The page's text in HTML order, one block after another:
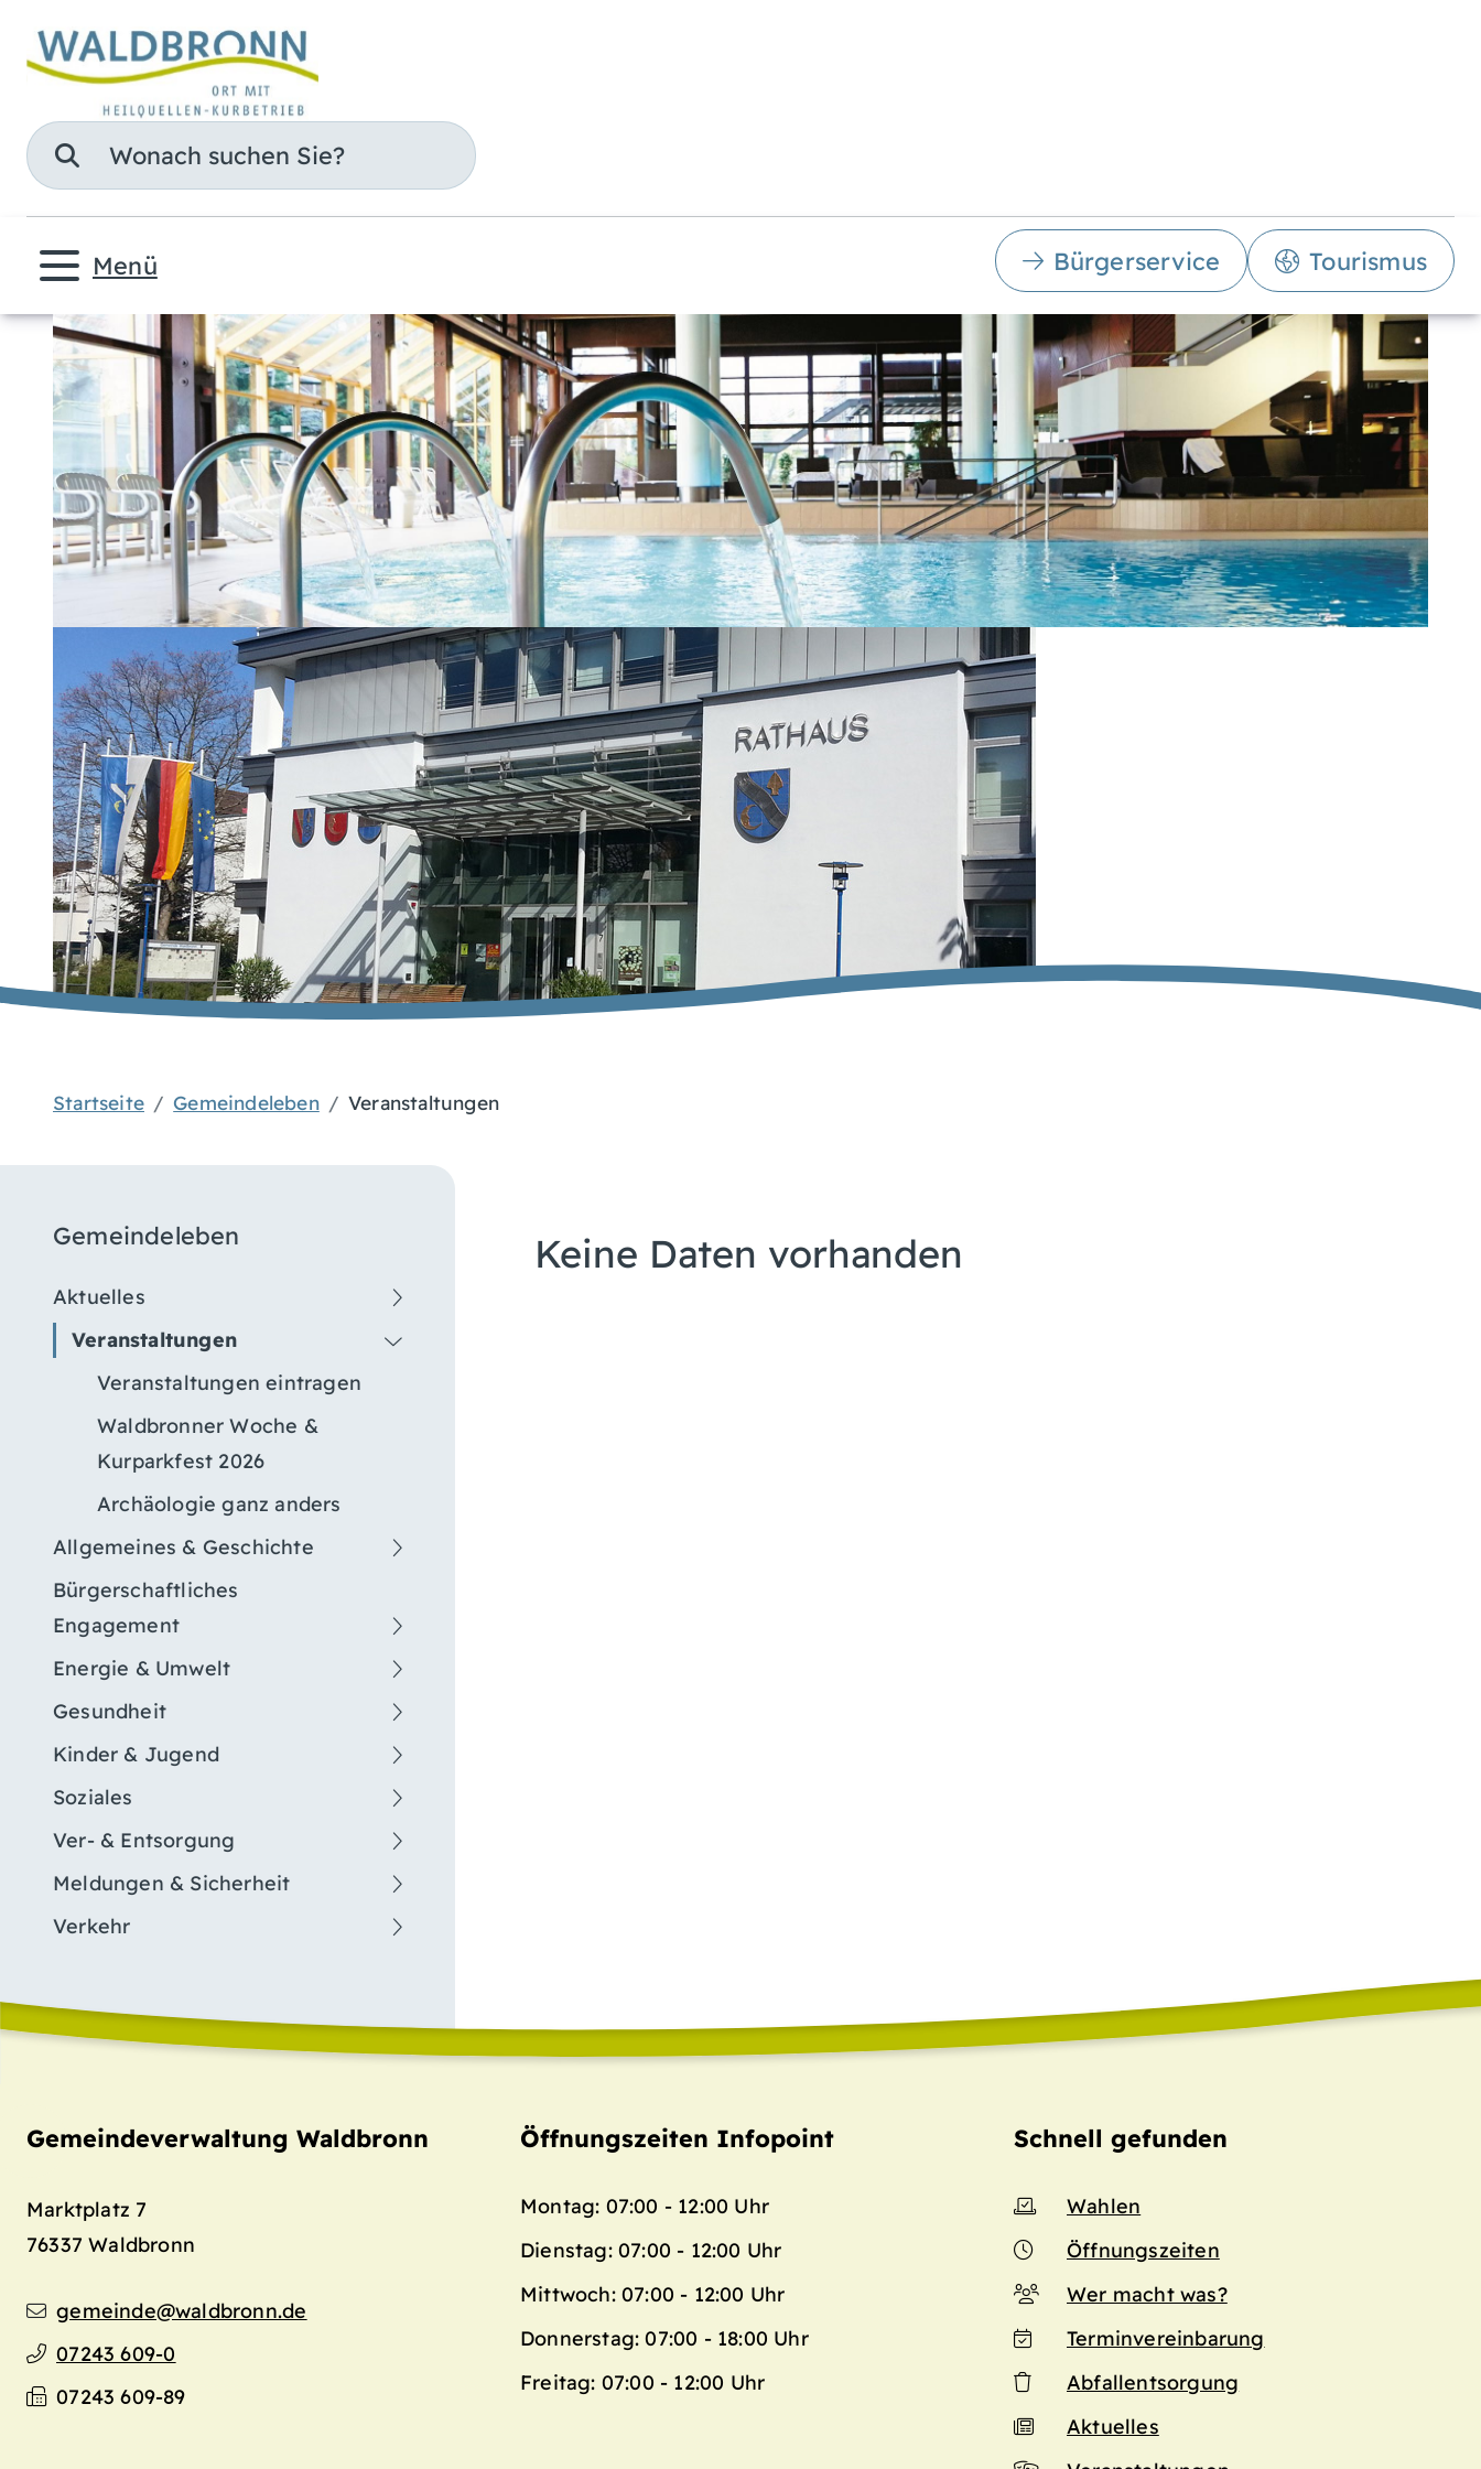
Suche
Menü Bürgerservice Tourismus
Startseite Gemeindeleben Veranstaltungen
Gemeindeleben
Aktuelles
Veranstaltungen
Veranstaltungen eintragen
Waldbronner Woche &
Kurparkfest 2026
Archäologie ganz anders
Allgemeines & Geschichte
Bürgerschaftliches
Engagement
Energie & Umwelt
Gesundheit
Kinder & Jugend
Soziales
Ver- & Entsorgung
Meldungen & Sicherheit
Verkehr
Keine Daten vorhanden
Gemeindeverwaltung Waldbronn
Marktplatz 7
76337 Waldbronn
gemeinde@waldbronn.de
07243 609-0
07243 609-89
Öffnungszeiten Infopoint
Montag: 07:00 - 12:00 Uhr
Dienstag: 07:00 - 12:00 Uhr
Mittwoch: 07:00 - 12:00 Uhr
Donnerstag: 07:00 - 18:00 Uhr
Freitag: 07:00 - 12:00 Uhr
Schnell gefunden
Wahlen
Öffnungszeiten
Wer macht was?
Terminvereinbarung
Abfallentsorgung
Aktuelles